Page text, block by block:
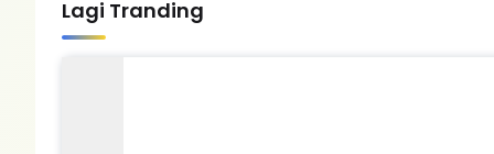
Lagi Tranding